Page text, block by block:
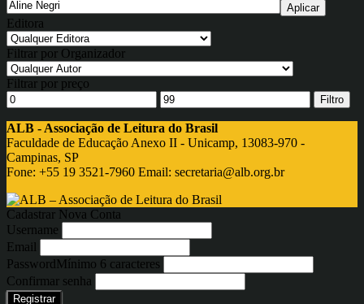
Editora
Filtrar por Organizador
Filtrar por preço
Filtro
ALB - Associação de Leitura do Brasil
Faculdade de Educação Anexo II - Unicamp, 13083-970 -
Campinas, SP
Fone: +55 19 3521-7960 Email: secretaria@alb.org.br
Cadastrar Nova Conta
Username
Email
PasswordMínimo 6 caracteres
Confirmar senha
Registrar